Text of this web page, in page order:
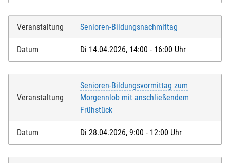
Veranstaltung Senioren-Bildungsnachmittag
Datum Di 14.04.2026, 14:00 - 16:00 Uhr
Veranstaltung
Senioren-Bildungsvormittag zum
Morgennlob mit anschließendem
Frühstück
Datum Di 28.04.2026, 9:00 - 12:00 Uhr